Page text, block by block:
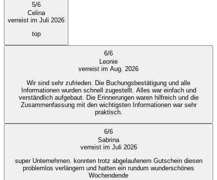
5/6
Celina
verreist im Juli 2026
top
6/6
Leonie
verreist im Aug. 2026
Wir sind sehr zufrieden. Die Buchungsbestätigung und alle
Informationen wurden schnell zugestellt. Alles war einfach und
verständlich aufgebaut. Die Erinnerungen waren hilfreich und die
Zusammenfassung mit den wichtigsten Informationen war sehr
praktisch.
6/6
Sabrina
verreist im Juli 2026
super Unternehmen. konnten trotz abgelaufenem Gutschein diesen
problemlos verlängern und hatten ein rundum wunderschönes
Wochendende